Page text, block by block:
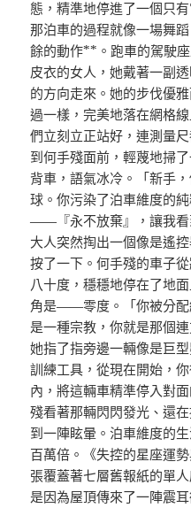
態，精準地停進了一個只
那泊車的過程就像一場舞
餘的動作**。跑車的駕駛
皮衣的女人，她戴著一副
的方向走來。她的步伐優
過一樣，完美地落在網格
們立刻立正站好，連測量
到何手殘面前，輕蔑地掃
背車，語氣冰冷。「新手
球。你污染了泊車維度的
——『永不放棄』，讓我看
大人突然掏出一個像是遙
按了一下。何手殘的車子
八十度，穩穩地停在了地
角是——零度。「你被分配
是一種宗教，你就是那個
她指了指旁邊一輛像是巨
訓練工具，從現在開始，
內，將這輛車精準停入對
殘看著那輛閃閃發光、還
到一陣眩暈。泊車維度的
百萬倍。《失控的星座運
張覆蓋著七層舊報紙的單
是因為屋頂傳來了一陣震